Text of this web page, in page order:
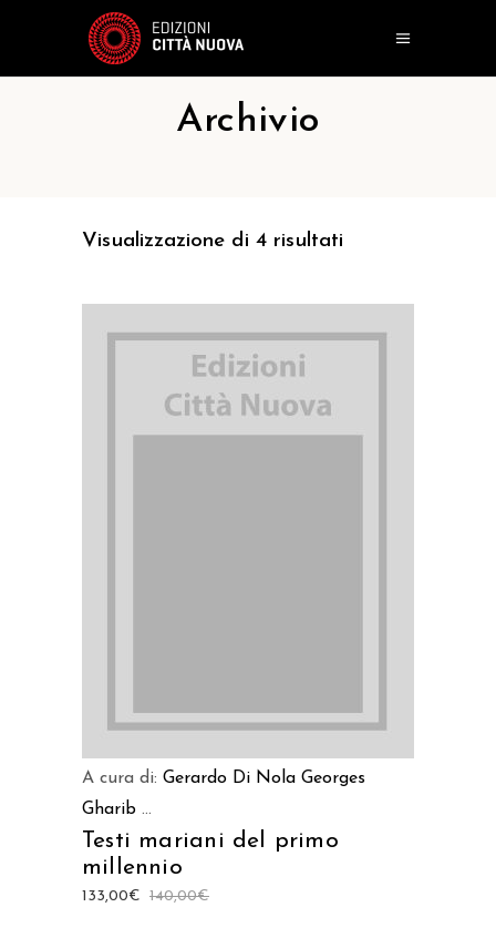
Archivio
Visualizzazione di 4 risultati
A cura di: Gerardo Di Nola Georges
Gharib ...
Testi mariani del primo
millennio
140,00€
133,00€